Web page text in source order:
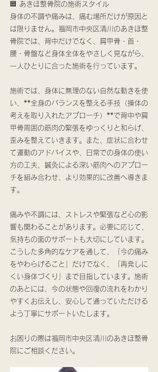
🟦 あきほ整骨院の施術スタイル
身体の不調や痛みは、痛む場所だけが原因と
は限りません。福岡市中央区清川のあきほ整
骨院では、背中だけでなく、肩甲骨・首・
腰・骨盤など身体全体をやさしく見ながら、
一人ひとりに合った施術を行っています。
施術では、身体に無理のない自然な動きを使
い、**全身のバランスを整える手技（操体の
考えを取り入れたアプローチ）**で背中や肩
甲骨周囲の筋肉の緊張をゆっくりと和らげ、
歪みを整えていきます。また、症状に合わせ
て運動のアドバイスや、日常での身体の使い
方の工夫、鍼灸による深い筋肉へのアプロー
チを組み合わせ、より効果的に改善へ導きま
す。
痛みや不調には、ストレスや緊張など心の影
響も関わることがあります。必要に応じて、
気持ちの面のサポートも大切にしています。
こうした多角的なケアを通して、「今の痛み
をやわらげること」だけでなく、「再発しに
くい身体づくり」まで目指しています。施術
のあとには、今の状態や回復の流れをわかり
やすくお伝えし、安心して通っていただける
よう丁寧にサポートいたします。
お困りの際は福岡市中央区清川のあきほ整骨
院にご相談ください。